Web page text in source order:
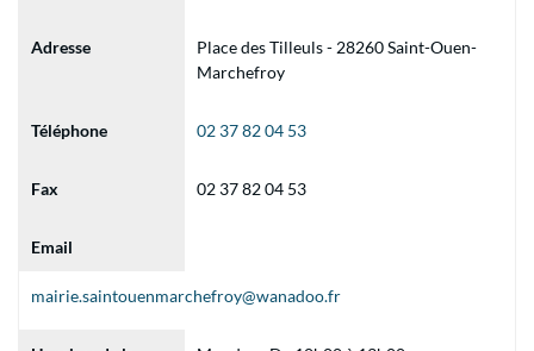
Adresse
Place des Tilleuls - 28260 Saint-Ouen-
Marchefroy
Téléphone 02 37 82 04 53
Fax 02 37 82 04 53
Email
mairie.saintouenmarchefroy@wanadoo.fr